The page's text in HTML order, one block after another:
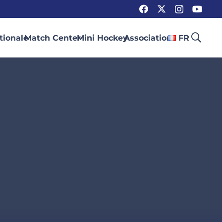
Match CenterMini HockeyAssociation FR